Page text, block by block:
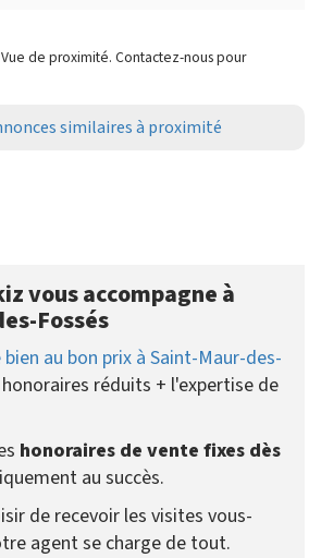
Vue de proximité. Contactez-nous pour
similaires à proximité
vous accompagne à
Fossés
au bon prix à Saint-Maur-des-
réduits + l'expertise de
honoraires de vente fixes dès
au succès.
de recevoir les visites vous-
agent se charge de tout.